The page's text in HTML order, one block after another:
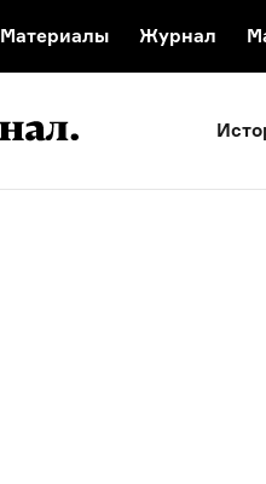
Материалы Журнал
Видеоистория русской